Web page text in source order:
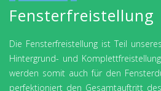
Fensterfreistellung
Die Fensterfreistellung ist Teil
Hintergrund- und
werden somit auch für den
perfektioniert den Gesamtauftritt